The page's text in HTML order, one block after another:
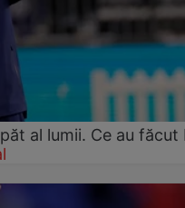
al lumii. Ce au făcut